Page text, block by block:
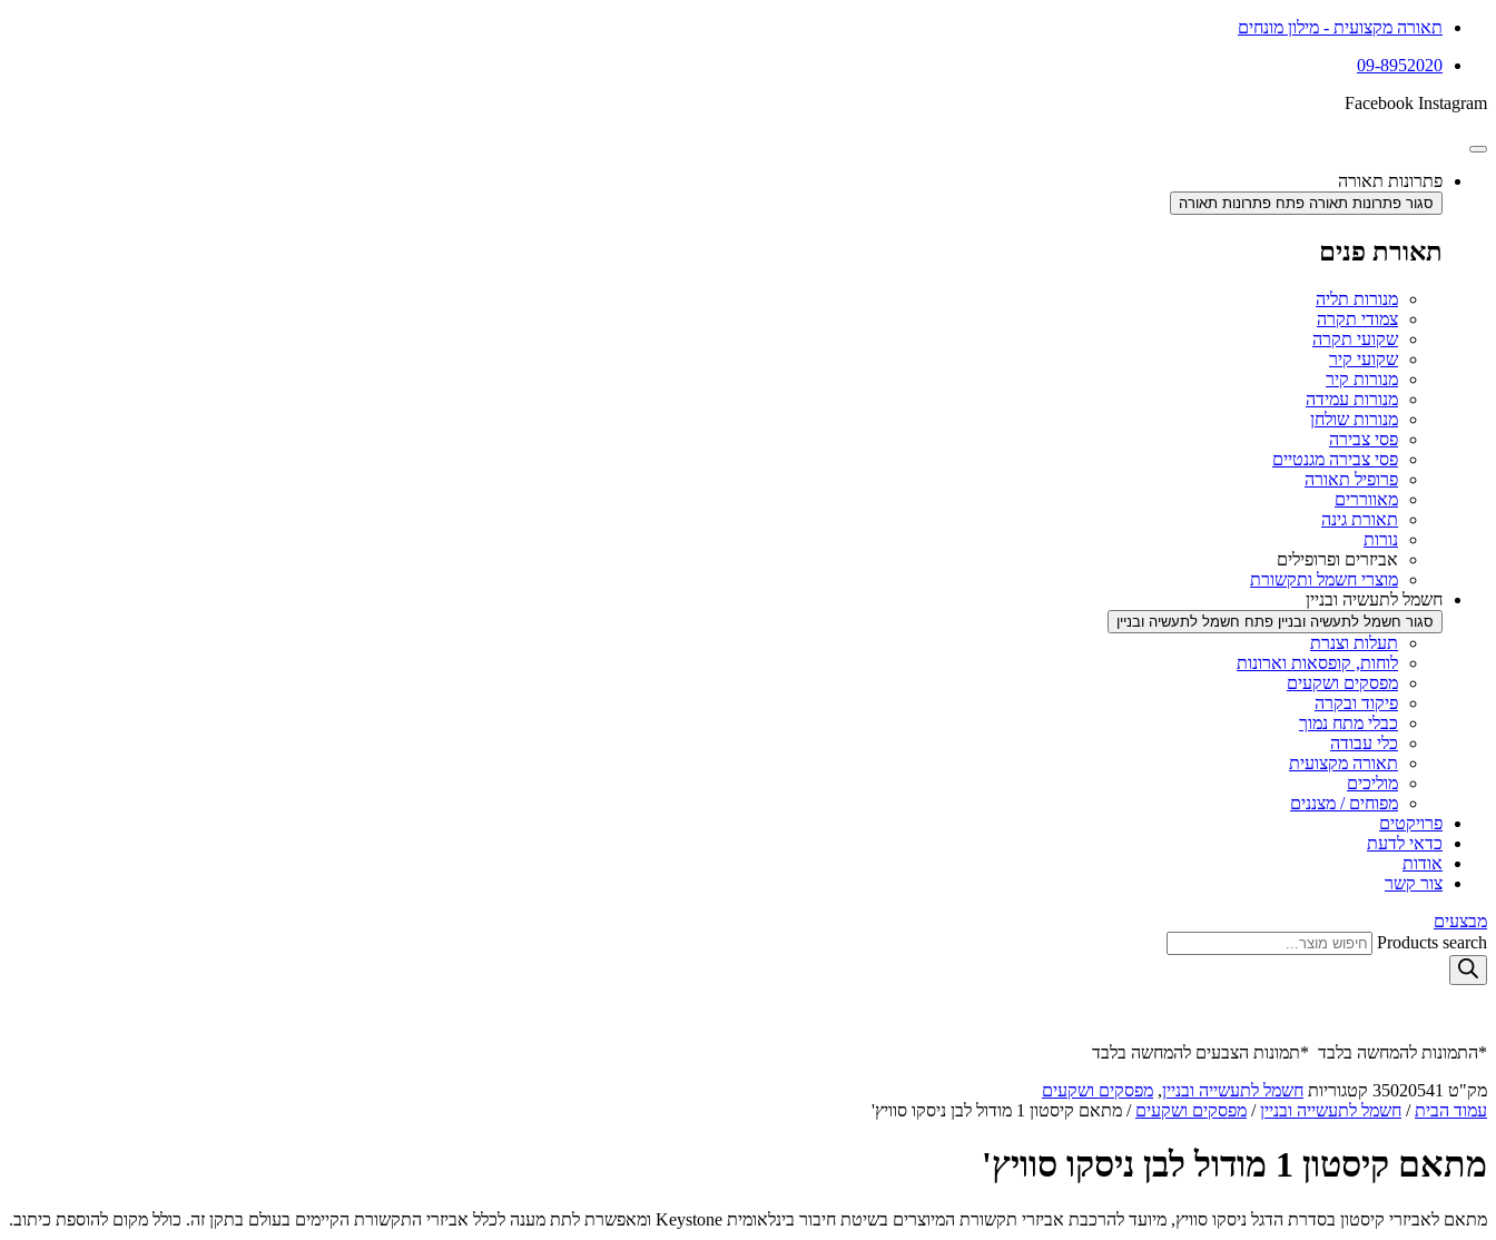
תאורה מקצועית - מילון מונחים
09-8952020
Facebook Instagram
פתרונות תאורה
סגור פתרונות תאורה פתח פתרונות תאורה
תאורת פנים
מנורות תליה
צמודי תקרה
שקועי תקרה
שקועי קיר
מנורות קיר
מנורות עמידה
מנורות שולחן
פסי צבירה
פסי צבירה מגנטיים
פרופיל תאורה
מאווררים
תאורת גינה
נורות
אביזרים ופרופילים
מוצרי חשמל ותקשורת
חשמל לתעשיה ובניין
סגור חשמל לתעשיה ובניין פתח חשמל לתעשיה ובניין
תעלות וצנרת
לוחות, קופסאות וארונות
מפסקים ושקעים
פיקוד ובקרה
כבלי מתח נמוך
כלי עבודה
תאורה מקצועית
מוליכים
מפוחים / מצננים
פרויקטים
כדאי לדעת
אודות
צור קשר
מבצעים
Products search
*התמונות להמחשה בלבד *תמונות הצבעים להמחשה בלבד
מק"ט 35020541 קטגוריות חשמל לתעשייה ובניין, מפסקים ושקעים
עמוד הבית/ חשמל לתעשייה ובניין/ מפסקים ושקעים / מתאם קיסטון 1 מודול לבן ניסקו סוויץ'
מתאם קיסטון 1 מודול לבן ניסקו סוויץ'
מתאם לאביזרי קיסטון בסדרת הדגל ניסקו סוויץ, מיועד להרכבת אביזרי תקשורת המיוצרים בשיטת חיבור בינלאומית Keystone ומאפשרת לתת מענה לכלל אביזרי התקשורת הקיימים בעולם בתקן זה. כולל מקום להוספת כיתוב.